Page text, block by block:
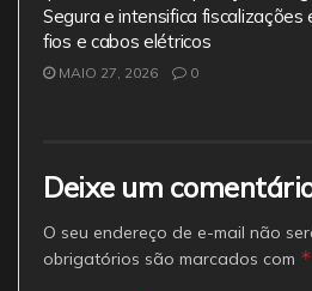
Segura e intensifica fiscalizações
fios e cabos elétricos
MAIO 27, 2026 0
Deixe um
O seu endereço de e-mail não
obrigatórios são marcados com *